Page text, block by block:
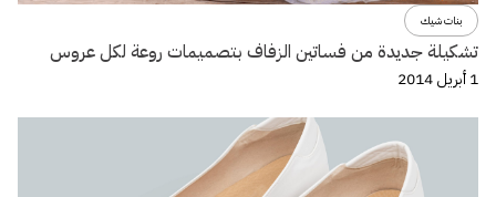
بنات شيك
تشكيلة جديدة من فساتين الزفاف بتصميمات روعة لكل عروس
1 أبريل 2014